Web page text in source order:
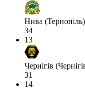
Нива (Тернопіль)
34
13
Чернігів
31
14